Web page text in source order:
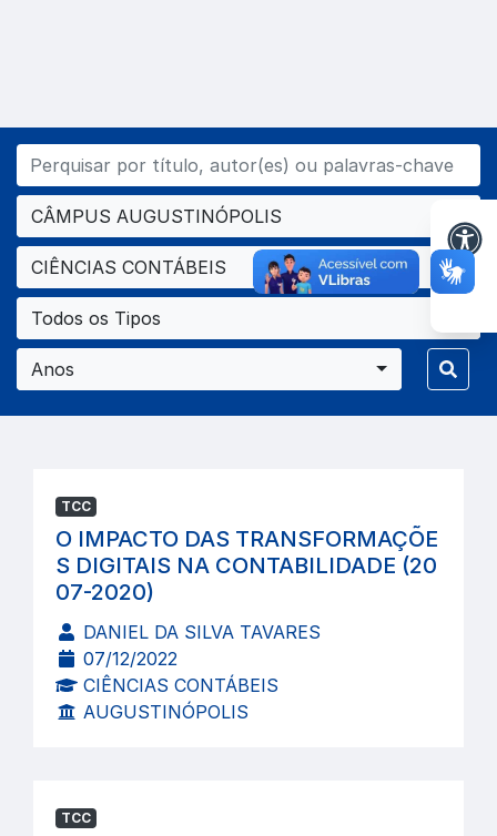
CÂMPUS AUGUSTINÓPOLIS
CIÊNCIAS CONTÁBEIS
Todos os Tipos
Anos
TCC
O IMPACTO DAS TRANSFORMAÇÕE
S DIGITAIS NA CONTABILIDADE (20
07-2020)
DANIEL DA SILVA TAVARES
07/12/2022
CIÊNCIAS CONTÁBEIS
AUGUSTINÓPOLIS
TCC